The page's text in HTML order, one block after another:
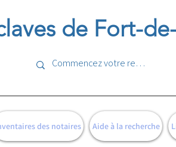
de Fort-
des notaires Aide à la recherche